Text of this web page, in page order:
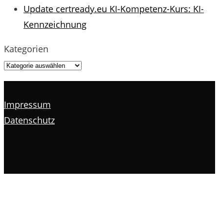
Update certready.eu KI-Kompetenz-Kurs: KI-
Kennzeichnung
Kategorien
Impressum
Datenschutz